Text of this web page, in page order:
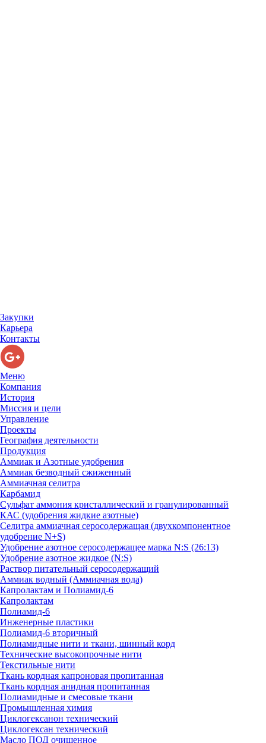
Закупки
Карьера
Контакты
Меню
Компания
История
Миссия и цели
Управление
Проекты
География деятельности
Продукция
Аммиак и Азотные удобрения
Аммиак безводный сжиженный
Аммиачная селитра
Карбамид
Сульфат аммония кристаллический и гранулированный
КАС (удобрения жидкие азотные)
Селитра аммиачная серосодержащая (двухкомпонентное
удобрение N+S)
Удобрение азотное серосодержащее марка N:S (26:13)
Удобрение азотное жидкое (N:S)
Раствор питательный серосодержащий
Аммиак водный (Аммиачная вода)
Капролактам и Полиамид-6
Капролактам
Полиамид-6
Инженерные пластики
Полиамид-6 вторичный
Полиамидные нити и ткани, шинный корд
Технические высокопрочные нити
Текстильные нити
Ткань кордная капроновая пропитанная
Ткань кордная анидная пропитанная
Полиамидные и смесовые ткани
Промышленная химия
Циклогексанон технический
Циклогексан технический
Масло ПОД очищенное